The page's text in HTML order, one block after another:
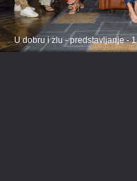
U dobru i zlu - predstavljanje - 1